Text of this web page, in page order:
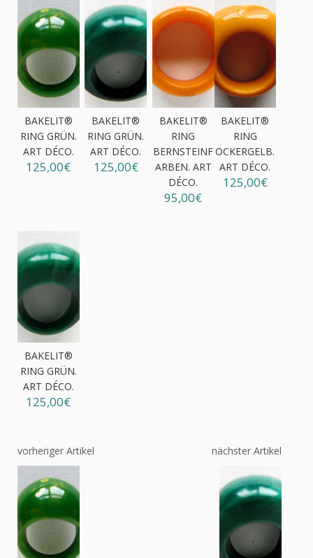
BAKELIT®
RING GRÜN.
ART DÉCO.
125,00€
BAKELIT®
RING GRÜN.
ART DÉCO.
125,00€
BAKELIT®
RING
BERNSTEINF
ARBEN. ART
DÉCO.
95,00€
BAKELIT®
RING
OCKERGELB.
ART DÉCO.
125,00€
BAKELIT®
RING GRÜN.
ART DÉCO.
125,00€
vorheriger Artikel nächster Artikel